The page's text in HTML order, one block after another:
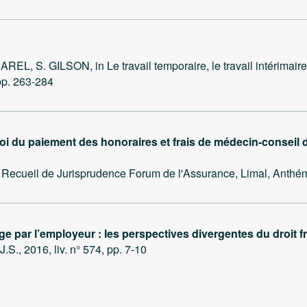
S. GILSON, in Le travail temporaire, le travail
263-284
du paiement des honoraires et frais de médecin-conseil
de Jurisprudence Forum de l'Assurance, Limal,
par l’employeur : les perspectives divergentes du droit
2016, liv. n° 574, pp. 7-10